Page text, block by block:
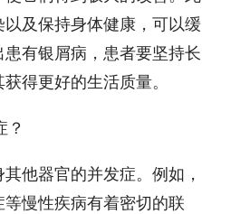
及保持身体健康，可以缓
有银屑病，患者要坚持长
得更好的生活质量。
？
他器官的并发症。例如，
慢性疾病有着密切的联